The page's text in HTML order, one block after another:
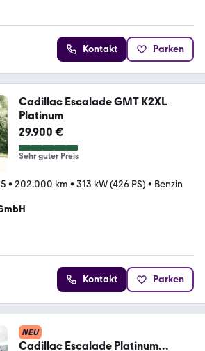
Kontakt Parken
Cadillac Escalade GMT K2XL
Platinum
29.900 €
Sehr guter Preis
• 202.000 km • 313 kW (426 PS) • Benzin
Kontakt Parken
NEU
Cadillac Escalade Platinum